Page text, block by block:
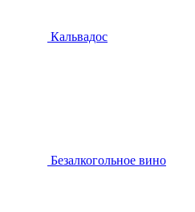
Кальвадос
Безалкогольное вино